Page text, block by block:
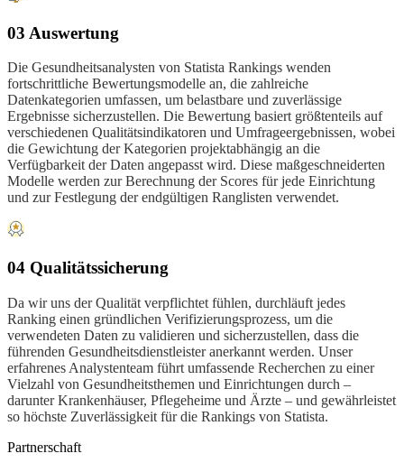
03 Auswertung
Die Gesundheitsanalysten von Statista Rankings wenden
fortschrittliche Bewertungsmodelle an, die zahlreiche
Datenkategorien umfassen, um belastbare und zuverlässige
Ergebnisse sicherzustellen. Die Bewertung basiert größtenteils auf
verschiedenen Qualitätsindikatoren und Umfrageergebnissen, wobei
die Gewichtung der Kategorien projektabhängig an die
Verfügbarkeit der Daten angepasst wird. Diese maßgeschneiderten
Modelle werden zur Berechnung der Scores für jede Einrichtung
und zur Festlegung der endgültigen Ranglisten verwendet.
04 Qualitätssicherung
Da wir uns der Qualität verpflichtet fühlen, durchläuft jedes
Ranking einen gründlichen Verifizierungsprozess, um die
verwendeten Daten zu validieren und sicherzustellen, dass die
führenden Gesundheitsdienstleister anerkannt werden. Unser
erfahrenes Analystenteam führt umfassende Recherchen zu einer
Vielzahl von Gesundheitsthemen und Einrichtungen durch –
darunter Krankenhäuser, Pflegeheime und Ärzte – und gewährleistet
so höchste Zuverlässigkeit für die Rankings von Statista.
Partnerschaft